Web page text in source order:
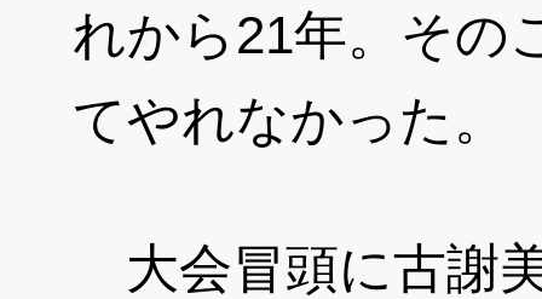
れから21年。その
てやれなかった。
大会冒頭に古謝